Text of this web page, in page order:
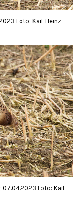
Foto: Karl-Heinz
07.04.2023 Foto: Karl-